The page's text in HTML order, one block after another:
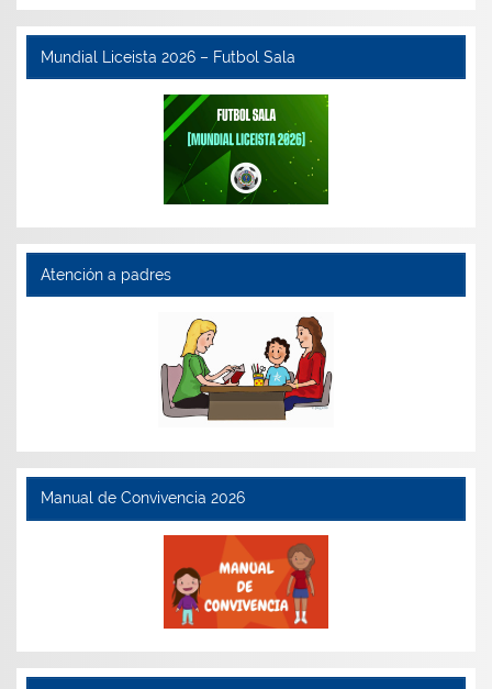
Mundial Liceista 2026 – Futbol Sala
Atención a padres
Manual de Convivencia 2026